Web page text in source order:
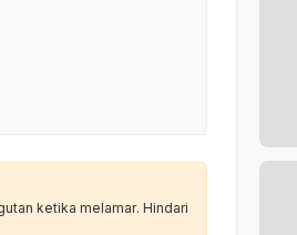
ketika melamar. Hindari